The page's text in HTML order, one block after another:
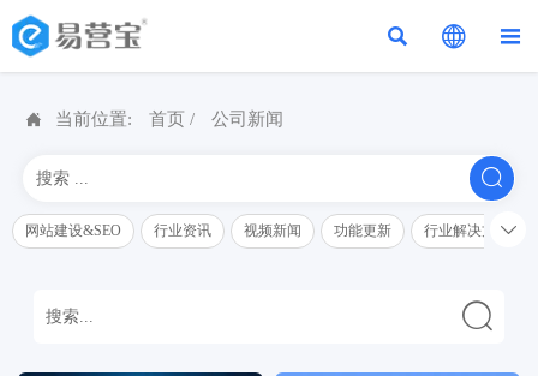
  
 当前位置: 首页 / 公司新闻

网站建设&SEO 行业资讯 视频新闻 功能更新 行业解决方案解读

